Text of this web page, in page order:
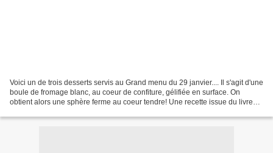
Voici un de trois desserts servis au Grand menu du 29 janvier.... Il s'agit d'une
boule de fromage blanc, au coeur de confiture, gélifiée en surface. On
obtient alors une sphère ferme au coeur tendre! Une recette issue du livre